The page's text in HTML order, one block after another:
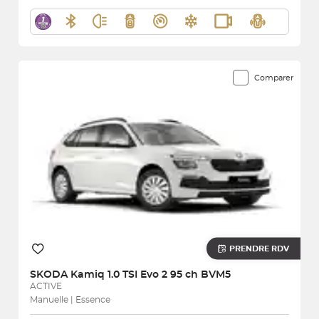
Comparer
PRENDRE RDV
SKODA Kamiq 1.0 TSI Evo 2 95 ch BVM5
ACTIVE
Manuelle | Essence